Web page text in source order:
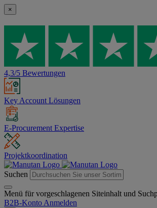
×
4,3/5 Bewertungen
Key Account Lösungen
E-Procurement Expertise
Projektkoordination
Suchen
Menü für vorgeschlagenen Siteinhalt und
B2B-Konto Anmelden